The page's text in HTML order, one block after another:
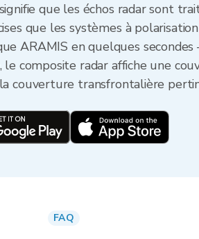
que les échos radar sont
que les systèmes à
ARAMIS en quelques secondes
composite radar affiche une
couverture transfrontalière
FAQ